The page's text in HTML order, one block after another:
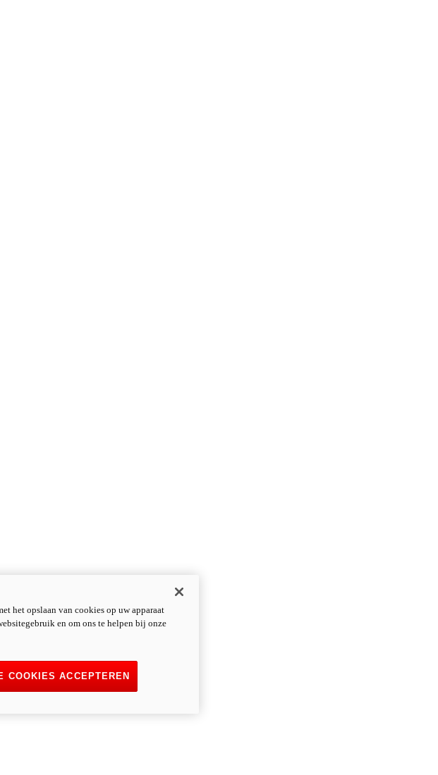
het opslaan van cookies op uw apparaat
en om ons te helpen bij onze
COOKIES ACCEPTEREN